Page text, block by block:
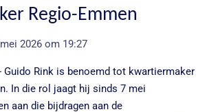
Regio-Emmen
2026 om 19:27
Guido Rink is benoemd tot kwartiermaker
In die rol jaagt hij sinds 7 mei
aan die bijdragen aan de